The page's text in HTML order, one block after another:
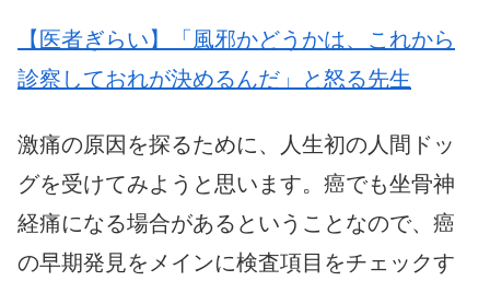
【医者ぎらい】「風邪かどうかは、これから
診察しておれが決めるんだ」と怒る先生
激痛の原因を探るために、人生初の人間ドッ
グを受けてみようと思います。癌でも坐骨神
経痛になる場合があるということなので、癌
の早期発見をメインに検査項目をチェックす